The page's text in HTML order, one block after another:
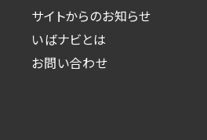
サイトからのお知らせ
いばナビとは
お問い合わせ